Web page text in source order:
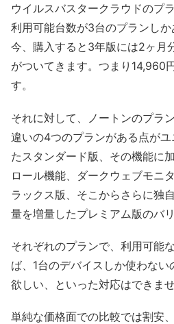
ウイルスバスタークラウドのプ
利用可能台数が3台のプランしか
今、購入すると3年版には2ヶ月
がついてきます。つまり14,960
す。
それに対して、ノートンのプラ
違いの4つのプランがある点が
たスタンダード版、その機能に
ロール機能、ダークウェブモニ
ラックス版、そこからさらに独
量を増量したプレミアム版のバ
それぞれのプランで、利用可能
ば、1台のデバイスしか使わな
欲しい、といった対応はできませ
単純な価格面での比較では割安